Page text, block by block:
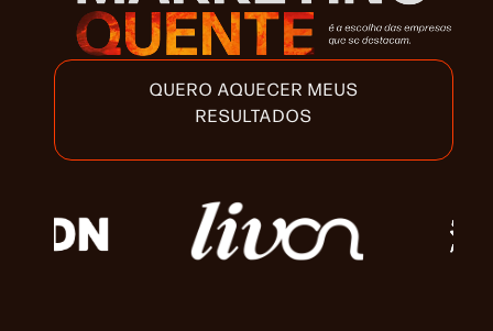
QUERO AQUECER MEUS
RESULTADOS